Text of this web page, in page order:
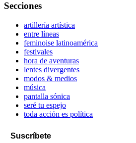
Secciones
artillería artística
entre líneas
feminoise latinoamérica
festivales
hora de aventuras
lentes divergentes
modos & medios
música
pantalla sónica
seré tu espejo
toda acción es política
Suscríbete